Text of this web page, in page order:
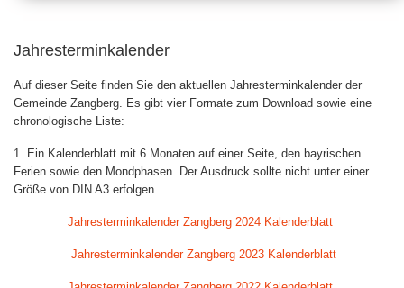
Jahresterminkalender
Auf dieser Seite finden Sie den aktuellen Jahresterminkalender der
Gemeinde Zangberg. Es gibt vier Formate zum Download sowie eine
chronologische Liste:
1. Ein Kalenderblatt mit 6 Monaten auf einer Seite, den bayrischen
Ferien sowie den Mondphasen. Der Ausdruck sollte nicht unter einer
Größe von DIN A3 erfolgen.
Jahresterminkalender Zangberg 2024 Kalenderblatt
Jahresterminkalender Zangberg 2023 Kalenderblatt